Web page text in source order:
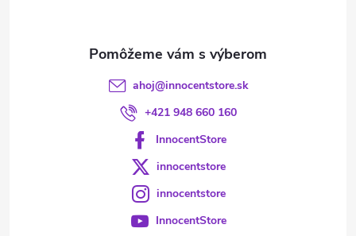
ahoj@innocentstore.sk
+421 948 660 160
InnocentStore
innocentstore
innocentstore
InnocentStore